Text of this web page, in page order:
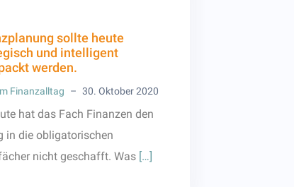
sollte heute
und intelligent
werden.
Finanzalltag – 30. Oktober 2020
hat das Fach Finanzen den
in die obligatorischen
nicht geschafft. Was […]